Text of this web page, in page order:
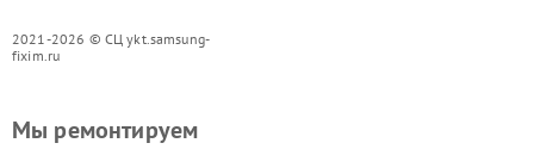
2021-2026 © СЦ ykt.samsung-
fixim.ru
Мы ремонтируем